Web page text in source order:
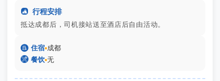
 行程安排
抵达成都后，司机接站送至酒店后自由活动。
 住宿▪成都
 餐饮▪无